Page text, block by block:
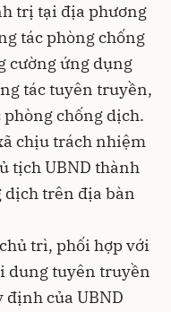
trị tại địa phương
tác phòng chống
cường ứng dụng
tác tuyên truyền,
chống dịch.
chịu trách nhiệm
tịch UBND thành
dịch trên địa bàn
trì, phối hợp với
dung tuyên truyền
định của UBND